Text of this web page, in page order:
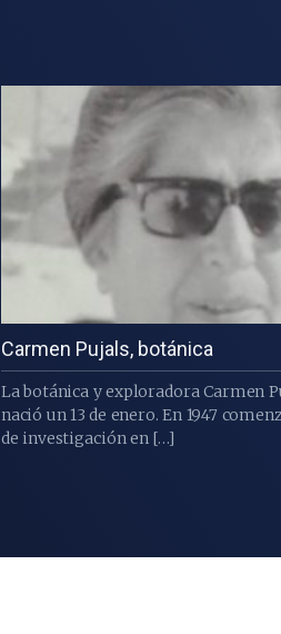
Carmen Pujals, botánica
La botánica y exploradora Carmen
nació un 13 de enero. En 1947
de investigación en […]